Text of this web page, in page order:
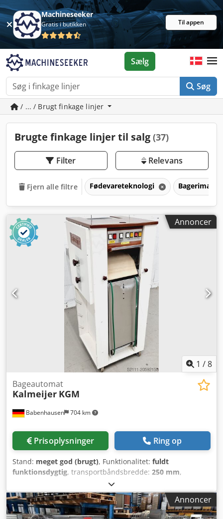
Machineseeker
Gratis i butikken Til appen
Søg
Sælg
/ ... / Brugt finkage linjer
Brugte finkage linjer til salg (37)
Filter Relevans
Fjern alle filtre Fødevareteknologi
Annoncer
1 /8
Babenhausen 704 km
Bageautomat
Kalmeijer KGM
Prisoplysninger Ring op
Stand: meget god (brugt), Funktionalitet: fuldt
funktionsdygtig, transportbåndsbredde: 250 mm,
, samlet længde:
arbejdsbredde:250 mm, samlet bredde:560 mm, total
højde:1.230 mm, bordlængde:800 mm, DGUV-certificeret
indtil:09/2027, Bagemaskine Kalmeijer KGM med
Annoncer